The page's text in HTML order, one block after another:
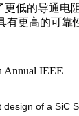
更低的导通
有更高的可
Annual IEEE
of a SiC